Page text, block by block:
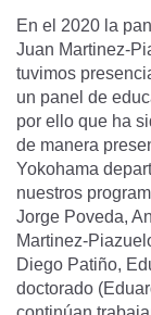
En el 2020 la
Juan Martinez-
tuvimos
un panel de
por ello que ha
de manera
Yokohama
nuestros
Jorge Poveda,
Martinez-
Diego Patiño,
doctorado